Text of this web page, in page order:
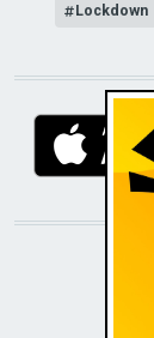
Lockdown